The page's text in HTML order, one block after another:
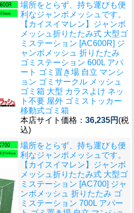
場所をとらず、持ち運びも便
利なジャンボメッシュです。
【カイスイマレン】ジャンボ
メッシュ折りたたみ式 大型ゴ
ミステーション [AC600R] ジ
ャンボメッシュ 折りたたみ
ゴミステーション 600L アパ
ート ゴミ置き場 自立 マンシ
ョン ゴミサークル メッシュ
ゴミ箱 大型 カラスよけ ネッ
ト不要 屋外 ゴミストッカー
移動式ゴミ箱
本店サイト価格： 36,235円 (税
込)
場所をとらず、持ち運びも便
利なジャンボメッシュです。
【カイスイマレン】ジャンボ
メッシュ折りたたみ式 大型ゴ
ミステーション [AC700] ジャ
ンボメッシュ 折りたたみ ゴ
ミステーション 700L アパー